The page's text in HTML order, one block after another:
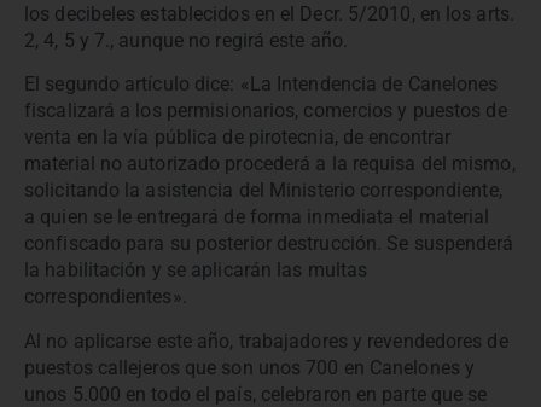
los decibeles establecidos en el Decr. 5/2010, en los arts.
2, 4, 5 y 7., aunque no regirá este año.
El segundo artículo dice: «La Intendencia de Canelones
fiscalizará a los permisionarios, comercios y puestos de
venta en la vía pública de pirotecnia, de encontrar
material no autorizado procederá a la requisa del mismo,
solicitando la asistencia del Ministerio correspondiente,
a quien se le entregará de forma inmediata el material
confiscado para su posterior destrucción. Se suspenderá
la habilitación y se aplicarán las multas
correspondientes».
Al no aplicarse este año, trabajadores y revendedores de
puestos callejeros que son unos 700 en Canelones y
unos 5.000 en todo el país, celebraron en parte que se